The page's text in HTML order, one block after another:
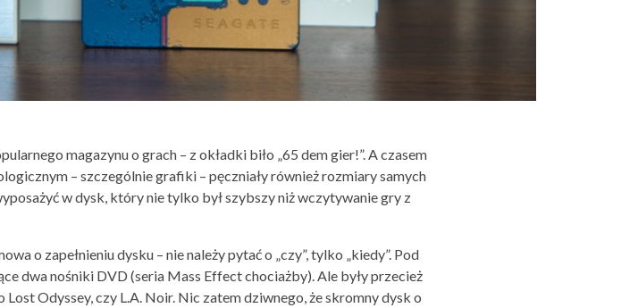
magazynu o grach – z okładki biło „65 dem gier!”. A czasem
– szczególnie grafiki – pęczniały również rozmiary samych
w dysk, który nie tylko był szybszy niż wczytywanie gry z
o zapełnieniu dysku – nie należy pytać o „czy”, tylko „kiedy”. Pod
dwa nośniki DVD (seria Mass Effect chociażby). Ale były przecież
Odyssey, czy L.A. Noir. Nic zatem dziwnego, że skromny dysk o